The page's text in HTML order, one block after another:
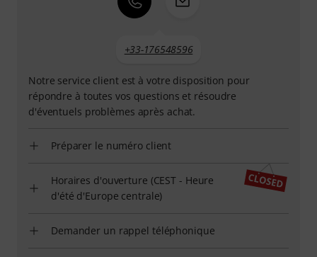
+33-176548596
Notre service client est à votre disposition pour
répondre à toutes vos questions et résoudre
d'éventuels problèmes après achat.
Préparer le numéro client
Horaires d'ouverture (CEST - Heure
d'été d'Europe centrale)
Demander un rappel téléphonique